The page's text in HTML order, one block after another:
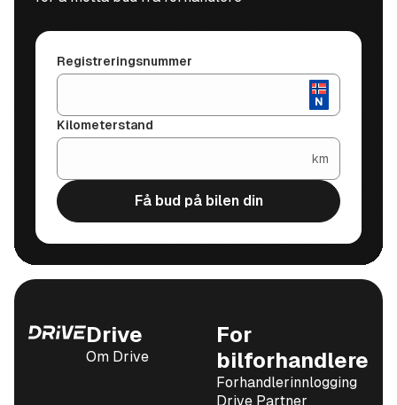
Registreringsnummer
Kilometerstand
km
Få bud på bilen din
Drive
Om Drive
For
bilforhandlere
Forhandlerinnlogging
Drive Partner